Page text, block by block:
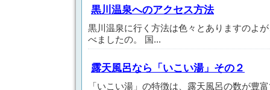
黒川温泉へのアクセス方法
黒川温泉に行く方法は色々とありますのよ
べましたの。 国...
露天風呂なら「いこい湯」その２
「いこい湯」の特徴は、露天風呂の数が豊